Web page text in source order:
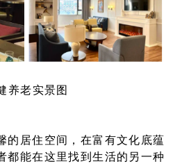
养老实景图
的居住空间，在富有文化底蕴
都能在这里找到生活的另一种